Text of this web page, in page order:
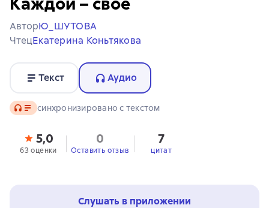
АвторЮ_ШУТОВА
ЧтецЕкатерина Коньтякова
Текст Аудио
Аудио синхронизировано с текстом
5,0
63 оценки
0
Оставить отзыв
7
цитат
Слушать в приложении